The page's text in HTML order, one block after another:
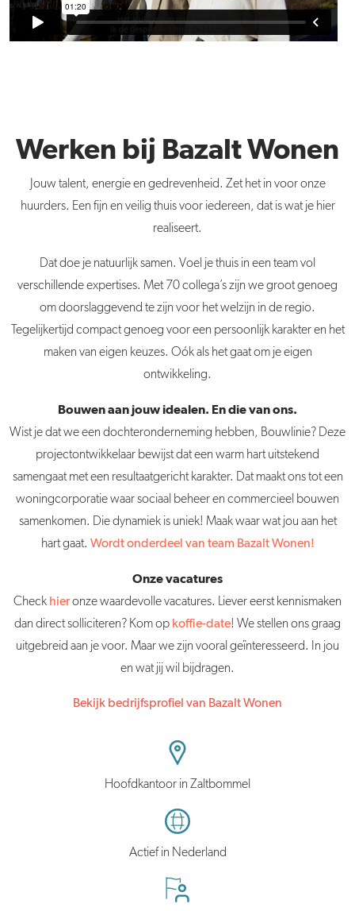
Werken bij Bazalt Wonen
Jouw talent, energie en gedrevenheid. Zet het in voor onze
huurders. Een fijn en veilig thuis voor iedereen, dat is wat je hier
realiseert.
Dat doe je natuurlijk samen. Voel je thuis in een team vol
verschillende expertises. Met 70 collega’s zijn we groot genoeg
om doorslaggevend te zijn voor het welzijn in de regio.
Tegelijkertijd compact genoeg voor een persoonlijk karakter en het
maken van eigen keuzes. Oók als het gaat om je eigen
ontwikkeling.
Bouwen aan jouw idealen. En die van ons.
Wist je dat we een dochteronderneming hebben, Bouwlinie? Deze
projectontwikkelaar bewijst dat een warm hart uitstekend
samengaat met een resultaatgericht karakter. Dat maakt ons tot een
woningcorporatie waar sociaal beheer en commercieel bouwen
samenkomen. Die dynamiek is uniek! Maak waar wat jou aan het
hart gaat. Wordt onderdeel van team Bazalt Wonen!
Onze vacatures
Check hieronze waardevolle vacatures. Liever eerst kennismaken
dan direct solliciteren? Kom op koffie-date! We stellen ons graag
uitgebreid aan je voor. Maar we zijn vooral geïnteresseerd. In jou
en wat jij wil bijdragen.
Bekijk bedrijfsprofiel van Bazalt Wonen
Hoofdkantoor in Zaltbommel
Actief in Nederland